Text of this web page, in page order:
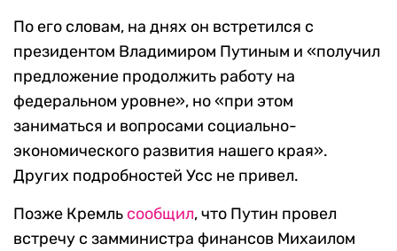
По его словам, на днях он встретился с
президентом Владимиром Путиным и «получил
предложение продолжить работу на
федеральном уровне», но «при этом
заниматься и вопросами социально-
экономического развития нашего края».
Других подробностей Усс не привел.
Позже Кремль сообщил, что Путин провел
встречу с замминистра финансов Михаилом